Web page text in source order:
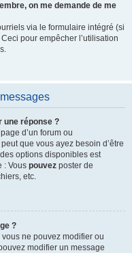
on me demande de me
via le formulaire intégré (si
pour empêcher l’utilisation
une réponse ?
d’un forum ou
que vous ayez besoin d’être
options disponibles est
: Vous pouvez poster de
etc.
?
ne pouvez modifier ou
modifier un message